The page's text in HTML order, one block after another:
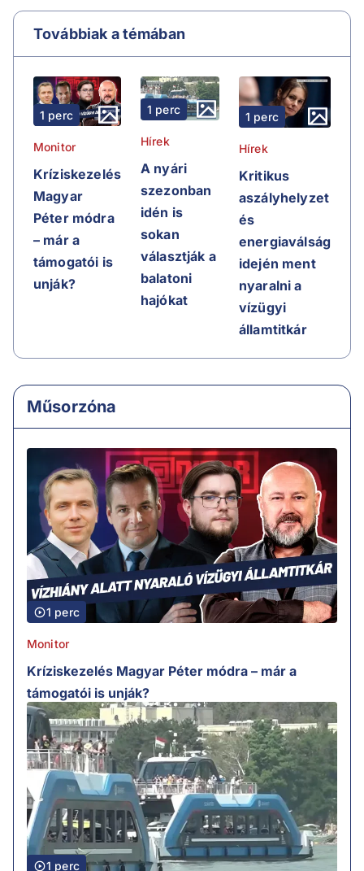
Továbbiak a témában
1 perc
Monitor
Kríziskezelés
Magyar
Péter módra
– már a
támogatói is
unják?
1 perc
Hírek
A nyári
szezonban
idén is
sokan
választják a
balatoni
hajókat
1 perc
Hírek
Kritikus
aszályhelyzet
és
energiaválság
idején ment
nyaralni a
vízügyi
államtitkár
Műsorzóna
1 perc
Monitor
Kríziskezelés Magyar Péter módra – már a
támogatói is unják?
1 perc